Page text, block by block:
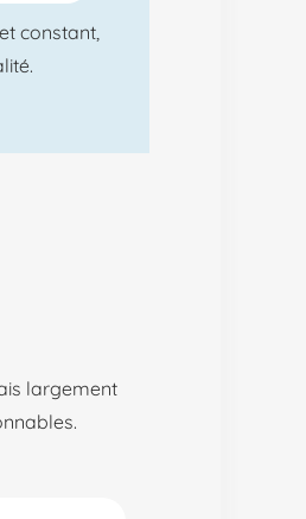
constant,
largement